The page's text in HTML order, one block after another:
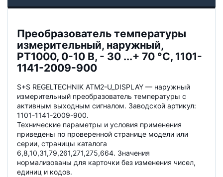
Преобразователь температуры
измерительный, наружный,
PT1000, 0-10 В, - 30 ...+ 70 °C, 1101-
1141-2009-900
S+S REGELTECHNIK ATM2-U_DISPLAY — наружный
измерительный преобразователь температуры с
активным выходным сигналом. Заводской артикул:
1101-1141-2009-900.
Технические параметры и условия применения
приведены по проверенной странице модели или
серии, страницы каталога
6,8,10,31,79,261,271,275,664. Значения
нормализованы для карточки без изменения чисел,
единиц и кодов.